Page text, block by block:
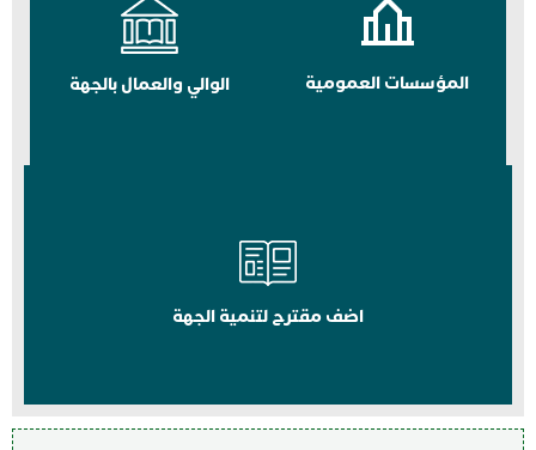
المؤسسات العمومية الوالي والعمال بالجهة
اضف مقترح لتنمية الجهة